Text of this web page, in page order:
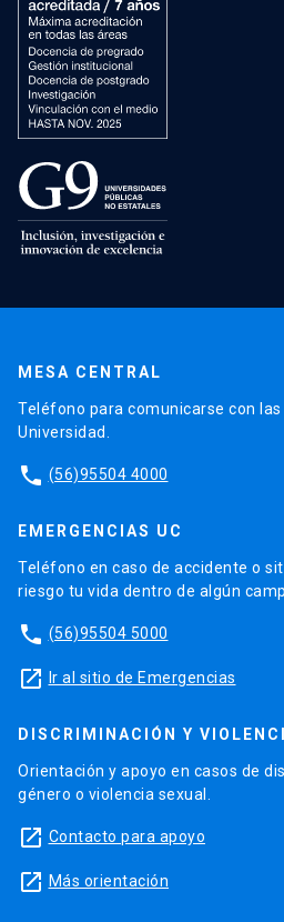
MESA CENTRAL
Teléfono para comunicarse con
Universidad.
phone (56)95504 4000
EMERGENCIAS UC
Teléfono en caso de accidente o
riesgo tu vida dentro de algún
phone (56)95504 5000
launch Ir al sitio de Emergencias
DISCRIMINACIÓN Y
Orientación y apoyo en casos de
género o violencia sexual.
launch Contacto para apoyo
launch Más orientación